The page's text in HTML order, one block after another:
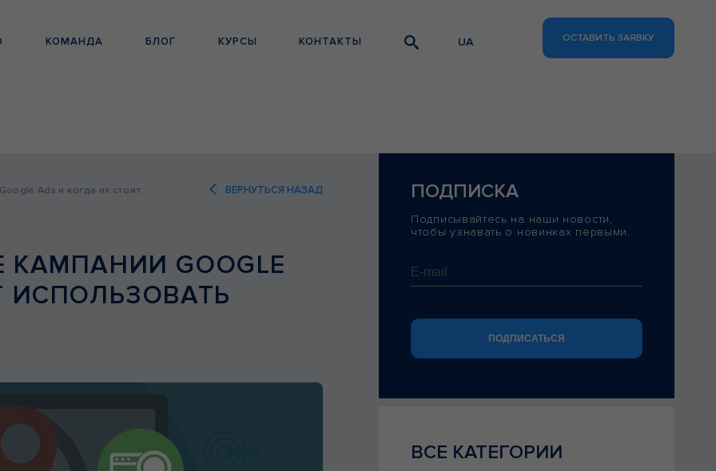
КОМАНДА БЛОГ КУРСЫ КОНТАКТЫ UA ОСТАВИТЬ ЗАЯВКУ
Ads и когда их стоит ВЕРНУТЬСЯ НАЗАД
GOOGLE
ИСПОЛЬЗОВАТЬ
ПОДПИСКА
Подписывайтесь на наши новости,
чтобы узнавать о новинках первыми.
ВСЕ КАТЕГОРИИ